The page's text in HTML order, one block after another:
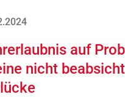
auf
nicht